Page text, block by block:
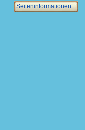
Seiten­­informationen